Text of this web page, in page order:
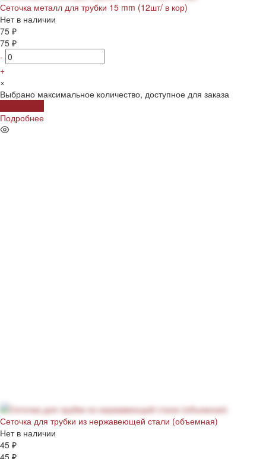
Сеточка металл для трубки 15 mm (12шт/ в кор)
Нет в наличии
75 ₽
75 ₽
-
+
×
Выбрано максимальное количество, доступное для заказа
Подробнее
Сеточка для трубки из нержавеющей стали (объемная)
Нет в наличии
45 ₽
45 ₽